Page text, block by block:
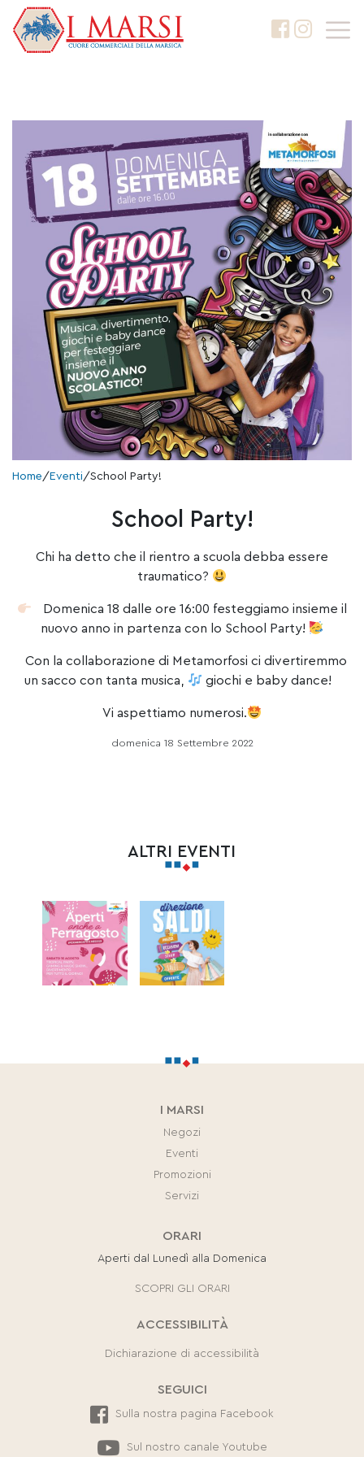
Home/ Eventi/School Party!
School Party!
Chi ha detto che il rientro a scuola debba essere
traumatico?
Domenica 18 dalle ore 16:00 festeggiamo insieme il
nuovo anno in partenza con lo School Party!
Con la collaborazione di Metamorfosi ci divertiremmo
un sacco con tanta musica,
giochi e baby dance!
Vi aspettiamo numerosi.
domenica 18 Settembre 2022
ALTRI EVENTI
I MARSI
Negozi
Eventi
Promozioni
Servizi
ORARI
Aperti dal Lunedì alla Domenica
SCOPRI GLI ORARI
ACCESSIBILITÀ
Dichiarazione di accessibilità
SEGUICI
Sulla nostra pagina Facebook
Sul nostro canale Youtube